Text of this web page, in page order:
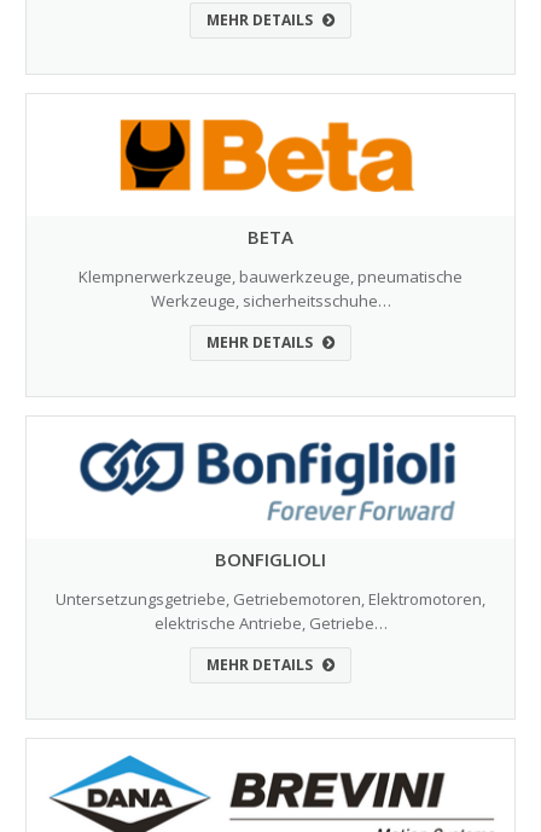
MEHR DETAILS
BETA
Klempnerwerkzeuge, bauwerkzeuge, pneumatische
Werkzeuge, sicherheitsschuhe…
MEHR DETAILS
BONFIGLIOLI
Untersetzungsgetriebe, Getriebemotoren, Elektromotoren,
elektrische Antriebe, Getriebe…
MEHR DETAILS